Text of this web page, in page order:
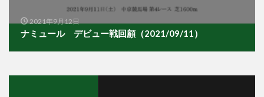
2021年9月12日
ナミュール デビュー戦回顧（2021/09/11）